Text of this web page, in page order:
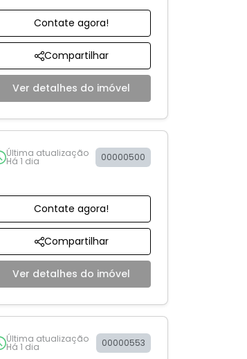
Contate agora!
Compartilhar
Ver detalhes do imóvel
Última atualização
Há 1 dia 00000500
Contate agora!
Compartilhar
Ver detalhes do imóvel
Última atualização
Há 1 dia 00000553